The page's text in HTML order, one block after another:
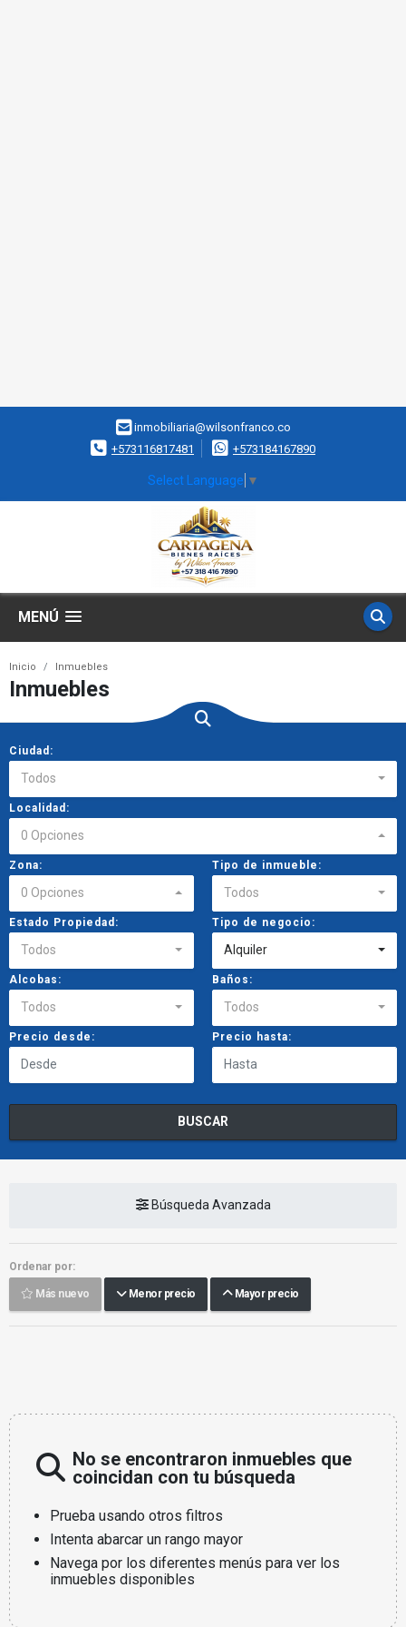
inmobiliaria@wilsonfranco.co
+573116817481
+573184167890
Select Language ▼
MENÚ
Inicio Inmuebles
Inmuebles
Ciudad:
Todos
Localidad:
0 Opciones
Zona:
0 Opciones
Tipo de inmueble:
Todos
Estado Propiedad:
Todos
Tipo de negocio:
Alquiler
Alcobas:
Todos
Baños:
Todos
Precio desde: Precio hasta:
BUSCAR
Búsqueda Avanzada
Ordenar por:
Más nuevo Menor precio Mayor precio
No se encontraron inmuebles que
coincidan con tu búsqueda
Prueba usando otros filtros
Intenta abarcar un rango mayor
Navega por los diferentes menús para ver los
inmuebles disponibles